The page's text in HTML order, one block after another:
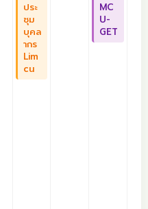
ประ
ชุม
บุคล
ากร
Lim
cu
MC
U-
GET